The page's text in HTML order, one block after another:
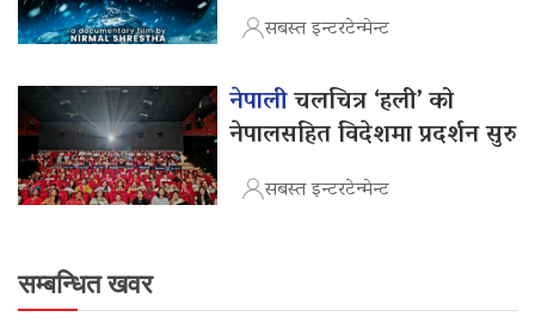
सबस्त इन्टरटेन्मेन्ट
नेपालीचलचित्र ‘हली’ को
नेपालसहित विदेशमा प्रदर्शन सुरु
सबस्त इन्टरटेन्मेन्ट
सम्बन्धित खवर